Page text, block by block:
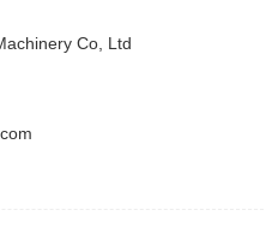
Co, Ltd